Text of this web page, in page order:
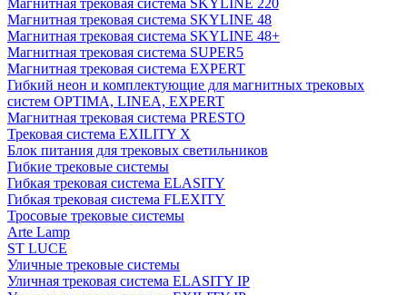
Магнитная трековая система SKYLINE 220
Магнитная трековая система SKYLINE 48
Магнитная трековая система SKYLINE 48+
Магнитная трековая система SUPER5
Магнитная трековая система EXPERT
Гибкий неон и комплектующие для магнитных трековых
систем OPTIMA, LINEA, EXPERT
Магнитная трековая система PRESTO
Трековая система EXILITY X
Блок питания для трековых светильников
Гибкие трековые системы
Гибкая трековая система ELASITY
Гибкая трековая система FLEXITY
Тросовые трековые системы
Arte Lamp
ST LUCE
Уличные трековые системы
Уличная трековая система ELASITY IP